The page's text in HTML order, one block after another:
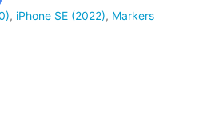
, iPhone SE (2022), Markers